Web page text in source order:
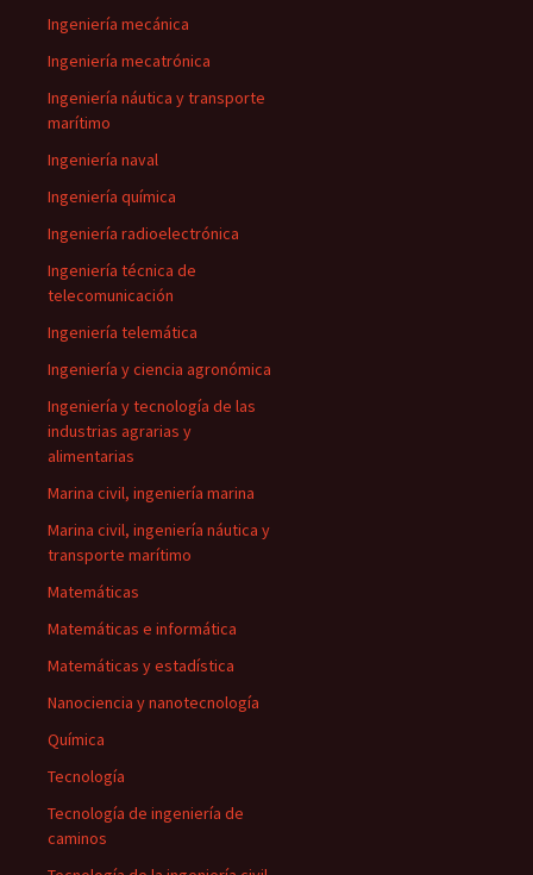
Ingeniería mecánica
Ingeniería mecatrónica
Ingeniería náutica y transporte
marítimo
Ingeniería naval
Ingeniería química
Ingeniería radioelectrónica
Ingeniería técnica de
telecomunicación
Ingeniería telemática
Ingeniería y ciencia agronómica
Ingeniería y tecnología de las
industrias agrarias y
alimentarias
Marina civil, ingeniería marina
Marina civil, ingeniería náutica y
transporte marítimo
Matemáticas
Matemáticas e informática
Matemáticas y estadística
Nanociencia y nanotecnología
Química
Tecnología
Tecnología de ingeniería de
caminos